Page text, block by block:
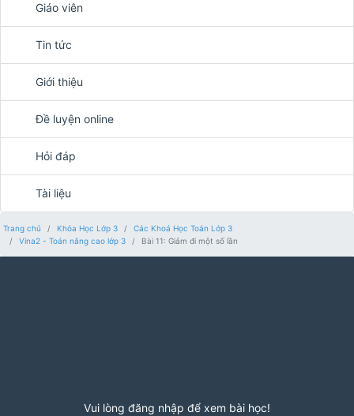
Giáo viên
Tin tức
Giới thiệu
Đề luyện online
Hỏi đáp
Tài liệu
Trang chủ Khóa Học Lớp 3
Các Khoá Học Toán Lớp 3
Vina2 - Toán nâng cao lớp 3
Bài 11: Giảm đi một số lần
Vui lòng đăng nhập để xem bài học!